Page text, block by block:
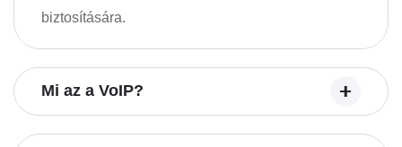
biztosítására.
Mi az a VoIP?